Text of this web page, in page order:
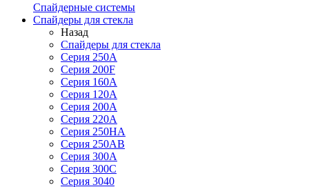
Спайдерные системы
Спайдеры для стекла
Назад
Спайдеры для стекла
Серия 250А
Серия 200F
Серия 160А
Серия 120A
Серия 200А
Серия 220А
Серия 250HA
Серия 250АB
Серия 300А
Серия 300С
Серия 3040